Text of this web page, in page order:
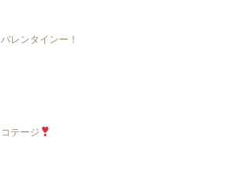
バレンタインー！
コテージ